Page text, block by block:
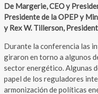
De Margerie, CEO y
Presidente de la OPEP y
y Rex W. Tillerson,
Durante la conferencia las
giraron en torno a algunos
sector energético. Algunas
papel de los reguladores
armonización de políticas